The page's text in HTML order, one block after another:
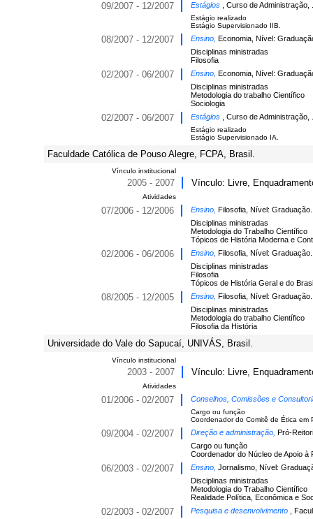
09/2007 - 12/2007 Estágios , Curso de Administração, .
Estágio realizado
Estágio Supervisionado IIB.
08/2007 - 12/2007 Ensino, Economia, Nível:
Disciplinas ministradas
Filosofia
02/2007 - 06/2007 Ensino, Economia, Nível:
Disciplinas ministradas
Metodologia do trabalho Científico
Sociologia
02/2007 - 06/2007 Estágios , Curso de Administração, .
Estágio realizado
Estágio Supervisionado IA.
Faculdade Católica de Pouso Alegre, FCPA, Brasil.
Vínculo institucional
2005 - 2007 Vínculo: Livre,
Atividades
07/2006 - 12/2006 Ensino, Filosofia, Nível: Graduação.
Disciplinas ministradas
Metodologia do Trabalho Científico
Tópicos de História Moderna e
02/2006 - 06/2006 Ensino, Filosofia, Nível: Graduação.
Disciplinas ministradas
Filosofia
Tópicos de História Geral e do
08/2005 - 12/2005 Ensino, Filosofia, Nível: Graduação.
Disciplinas ministradas
Metodologia do trabalho Científico
Filosofia da História
Universidade do Vale do Sapucaí, UNIVÁS, Brasil.
Vínculo institucional
2003 - 2007 Vínculo: Livre,
Atividades
01/2006 - 02/2007 Conselhos, Comissões e
Cargo ou função
Coordenador do Comitê de Ética em
09/2004 - 02/2007 Direção e administração, Pró-
Cargo ou função
Coordenador do Núcleo de Apoio à
06/2003 - 02/2007 Ensino, Jornalismo, Nível:
Disciplinas ministradas
Metodologia do Trabalho Científico
Realidade Política, Econômica e
02/2003 - 02/2007 Pesquisa e desenvolvimento ,